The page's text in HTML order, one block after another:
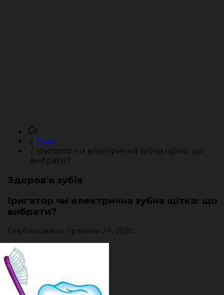
Блог
Іригатор чи електрична зубна щітка: що
вибрати?
Здоров'я зубів
Іригатор чи електрична зубна щітка: що
вибрати?
Опубліковано: Травень 24, 2020